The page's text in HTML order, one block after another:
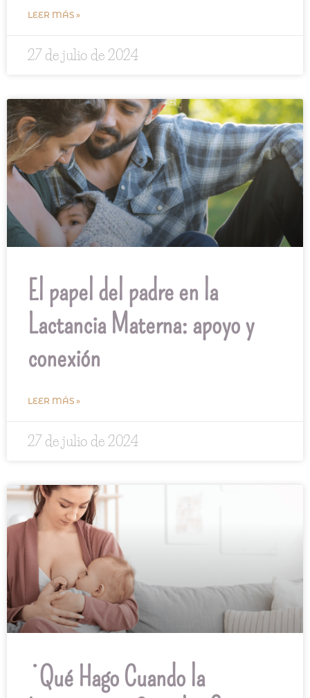
LEER MÁS »
27 de julio de 2024
El papel del padre en la
Lactancia Materna: apoyo y
conexión
LEER MÁS »
27 de julio de 2024
¿Qué Hago Cuando la